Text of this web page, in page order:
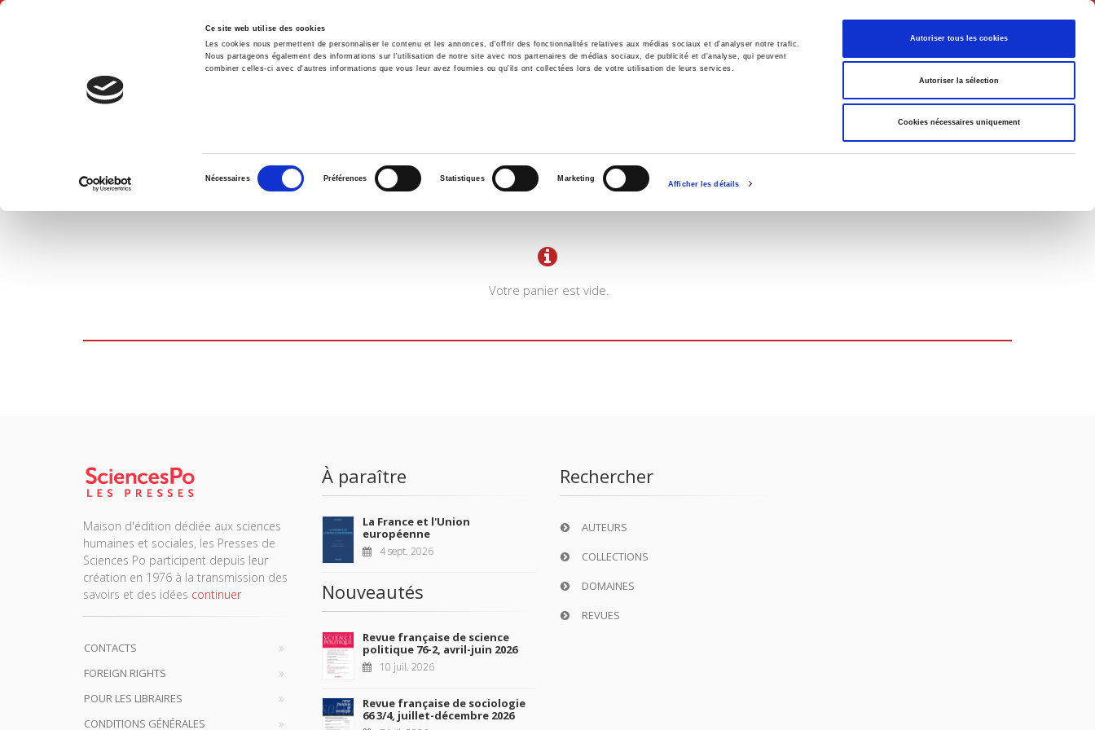
Ce site web utilise des cookies
Les cookies nous permettent de personnaliser le contenu et les annonces, d'offrir des fonctionnalités relatives aux médias sociaux et d'analyser notre trafic.
Nous partageons également des informations sur l'utilisation de notre site avec nos partenaires de médias sociaux, de publicité et d'analyse, qui peuvent
combiner celles-ci avec d'autres informations que vous leur avez fournies ou qu'ils ont collectées lors de votre utilisation de leurs services.
consentement
Nécessaires Préférences Statistiques Marketing
Afficher les détails
Autoriser tous les cookies
Autoriser la sélection
Cookies nécessaires uniquement
Français
Accueil Environnement Histoire International
PANIER D'ACHATS
Votre panier est vide.
Maison d'édition dédiée aux sciences
humaines et sociales, les Presses de
Sciences Po participent depuis leur
création en 1976 à la transmission des
savoirs et des idées continuer
CONTACTS
FOREIGN RIGHTS
POUR LES LIBRAIRES
CONDITIONS GÉNÉRALES
À paraître
La France et l'Union
européenne
4 sept. 2026
Nouveautés
Revue française de science
politique 76-2, avril-juin 2026
10 juil. 2026
Revue française de sociologie
66 3/4, juillet-décembre 2026
Rechercher
AUTEURS
COLLECTIONS
DOMAINES
REVUES